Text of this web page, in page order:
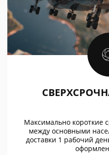
Максимально короткие
между основными
доставки 1 рабочий